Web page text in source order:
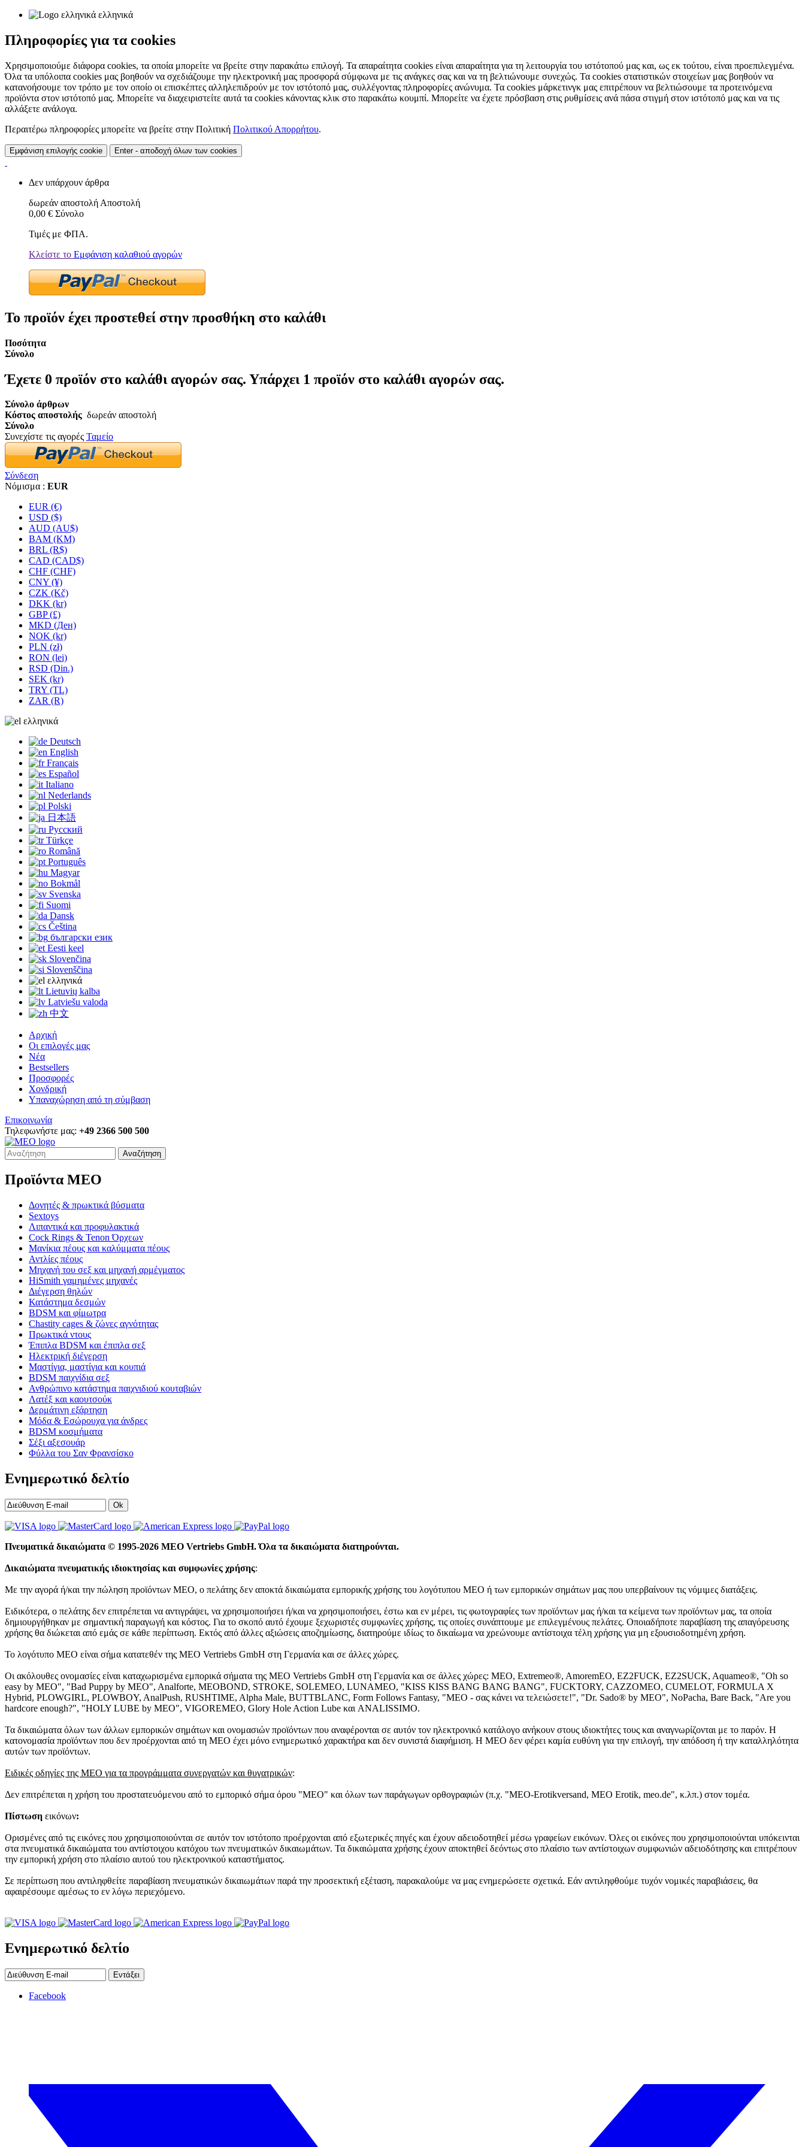
ελληνικά
Πληροφορίες για τα cookies
Χρησιμοποιούμε διάφορα cookies, τα οποία μπορείτε να βρείτε στην παρακάτω επιλογή. Τα απαραίτητα cookies είναι απαραίτητα για τη λειτουργία του ιστότοπού μας και, ως εκ τούτου, είναι προεπιλεγμένα.
Όλα τα υπόλοιπα cookies μας βοηθούν να σχεδιάζουμε την ηλεκτρονική μας προσφορά σύμφωνα με τις ανάγκες σας και να τη βελτιώνουμε συνεχώς. Τα cookies στατιστικών στοιχείων μας βοηθούν να
κατανοήσουμε τον τρόπο με τον οποίο οι επισκέπτες αλληλεπιδρούν με τον ιστότοπό μας, συλλέγοντας πληροφορίες ανώνυμα. Τα cookies μάρκετινγκ μας επιτρέπουν να βελτιώσουμε τα προτεινόμενα
προϊόντα στον ιστότοπό μας. Μπορείτε να διαχειριστείτε αυτά τα cookies κάνοντας κλικ στο παρακάτω κουμπί. Μπορείτε να έχετε πρόσβαση στις ρυθμίσεις ανά πάσα στιγμή στον ιστότοπό μας και να τις
αλλάξετε ανάλογα.
Περαιτέρω πληροφορίες μπορείτε να βρείτε στην Πολιτική Πολιτικού Απορρήτου.
Εμφάνιση επιλογής cookie Enter - αποδοχή όλων των cookies
Δεν υπάρχουν άρθρα
δωρεάν αποστολή Αποστολή
0,00 € Σύνολο
Τιμές με ΦΠΑ.
Κλείστε το Εμφάνιση καλαθιού αγορών
Το προϊόν έχει προστεθεί στην προσθήκη στο καλάθι
Ποσότητα
Σύνολο
Έχετε 0 προϊόν στο καλάθι αγορών σας. Υπάρχει 1 προϊόν στο καλάθι αγορών σας.
Σύνολο άρθρων
Κόστος αποστολής δωρεάν αποστολή
Σύνολο
Συνεχίστε τις αγορές Ταμείο
Σύνδεση
Νόμισμα : EUR
EUR (€)
USD ($)
AUD (AU$)
BAM (KM)
BRL (R$)
CAD (CAD$)
CHF (CHF)
CNY (¥)
CZK (Kč)
DKK (kr)
GBP (£)
MKD (Ден)
NOK (kr)
PLN (zł)
RON (lei)
RSD (Din.)
SEK (kr)
TRY (TL)
ZAR (R)
ελληνικά
Deutsch
English
Français
Español
Italiano
Nederlands
Polski
日本語
Русский
Türkçe
Română
Português
Magyar
Bokmål
Svenska
Suomi
Dansk
Čeština
български език
Eesti keel
Slovenčina
Slovenščina
ελληνικά
Lietuvių kalba
Latviešu valoda
中文
Αρχική
Οι επιλογές μας
Νέα
Bestsellers
Προσφορές
Χονδρική
Υπαναχώρηση από τη σύμβαση
Επικοινωνία
Τηλεφωνήστε μας: +49 2366 500 500
Αναζήτηση
Προϊόντα MEO
Δονητές & πρωκτικά βύσματα
Sextoys
Λιπαντικά και προφυλακτικά
Cock Rings & Tenon Όρχεων
Μανίκια πέους και καλύμματα πέους
Αντλίες πέους
Μηχανή του σεξ και μηχανή αρμέγματος
HiSmith γαμημένες μηχανές
Διέγερση θηλών
Κατάστημα δεσμών
BDSM και φίμωτρα
Chastity cages & ζώνες αγνότητας
Πρωκτικά ντους
Έπιπλα BDSM και έπιπλα σεξ
Ηλεκτρική διέγερση
Μαστίγια, μαστίγια και κουπιά
BDSM παιχνίδια σεξ
Ανθρώπινο κατάστημα παιχνιδιού κουταβιών
Λατέξ και καουτσούκ
Δερμάτινη εξάρτηση
Μόδα & Εσώρουχα για άνδρες
BDSM κοσμήματα
Σέξι αξεσουάρ
Φύλλα του Σαν Φρανσίσκο
Ενημερωτικό δελτίο
Ok
Πνευματικά δικαιώματα © 1995-2026 MEO Vertriebs GmbH. Όλα τα δικαιώματα διατηρούνται.
Δικαιώματα πνευματικής ιδιοκτησίας και συμφωνίες χρήσης:
Με την αγορά ή/και την πώληση προϊόντων MEO, ο πελάτης δεν αποκτά δικαιώματα εμπορικής χρήσης του λογότυπου MEO ή των εμπορικών σημάτων μας που υπερβαίνουν τις νόμιμες διατάξεις.
Ειδικότερα, ο πελάτης δεν επιτρέπεται να αντιγράψει, να χρησιμοποιήσει ή/και να χρησιμοποιήσει, έστω και εν μέρει, τις φωτογραφίες των προϊόντων μας ή/και τα κείμενα των προϊόντων μας, τα οποία
δημιουργήθηκαν με σημαντική παραγωγή και κόστος. Για το σκοπό αυτό έχουμε ξεχωριστές συμφωνίες χρήσης, τις οποίες συνάπτουμε με επιλεγμένους πελάτες. Οποιαδήποτε παραβίαση της απαγόρευσης
χρήσης θα διώκεται από εμάς σε κάθε περίπτωση. Εκτός από άλλες αξιώσεις αποζημίωσης, διατηρούμε ιδίως το δικαίωμα να χρεώνουμε αντίστοιχα τέλη χρήσης για μη εξουσιοδοτημένη χρήση.
Το λογότυπο MEO είναι σήμα κατατεθέν της MEO Vertriebs GmbH στη Γερμανία και σε άλλες χώρες.
Οι ακόλουθες ονομασίες είναι καταχωρισμένα εμπορικά σήματα της MEO Vertriebs GmbH στη Γερμανία και σε άλλες χώρες: MEO, Extremeo®, AmoremEO, EZ2FUCK, EZ2SUCK, Aquameo®, "Oh so
easy by MEO", "Bad Puppy by MEO", Analforte, MEOBOND, STROKE, SOLEMEO, LUNAMEO, "KISS KISS BANG BANG BANG", FUCKTORY, CAZZOMEO, CUMELOT, FORMULA X
Hybrid, PLOWGIRL, PLOWBOY, AnalPush, RUSHTIME, Alpha Male, BUTTBLANC, Form Follows Fantasy, "MEO - σας κάνει να τελειώσετε!", "Dr. Sado® by MEO", NoPacha, Bare Back, "Are you
hardcore enough?", "HOLY LUBE by MEO", VIGOREMEO, Glory Hole Action Lube και ANALISSIMO.
Τα δικαιώματα όλων των άλλων εμπορικών σημάτων και ονομασιών προϊόντων που αναφέρονται σε αυτόν τον ηλεκτρονικό κατάλογο ανήκουν στους ιδιοκτήτες τους και αναγνωρίζονται με το παρόν. Η
κατονομασία προϊόντων που δεν προέρχονται από τη MEO έχει μόνο ενημερωτικό χαρακτήρα και δεν συνιστά διαφήμιση. Η MEO δεν φέρει καμία ευθύνη για την επιλογή, την απόδοση ή την καταλληλότητα
αυτών των προϊόντων.
Ειδικές οδηγίες της MEO για τα προγράμματα συνεργατών και θυγατρικών:
Δεν επιτρέπεται η χρήση του προστατευόμενου από το εμπορικό σήμα όρου "MEO" και όλων των παράγωγων ορθογραφιών (π.χ. "MEO-Erotikversand, MEO Erotik, meo.de", κ.λπ.) στον τομέα.
Πίστωση εικόνων:
Ορισμένες από τις εικόνες που χρησιμοποιούνται σε αυτόν τον ιστότοπο προέρχονται από εξωτερικές πηγές και έχουν αδειοδοτηθεί μέσω γραφείων εικόνων. Όλες οι εικόνες που χρησιμοποιούνται υπόκεινται
στα πνευματικά δικαιώματα του αντίστοιχου κατόχου των πνευματικών δικαιωμάτων. Τα δικαιώματα χρήσης έχουν αποκτηθεί δεόντως στο πλαίσιο των αντίστοιχων συμφωνιών αδειοδότησης και επιτρέπουν
την εμπορική χρήση στο πλαίσιο αυτού του ηλεκτρονικού καταστήματος.
Σε περίπτωση που αντιληφθείτε παραβίαση πνευματικών δικαιωμάτων παρά την προσεκτική εξέταση, παρακαλούμε να μας ενημερώσετε σχετικά. Εάν αντιληφθούμε τυχόν νομικές παραβιάσεις, θα
αφαιρέσουμε αμέσως το εν λόγω περιεχόμενο.
Ενημερωτικό δελτίο
Εντάξει
Facebook